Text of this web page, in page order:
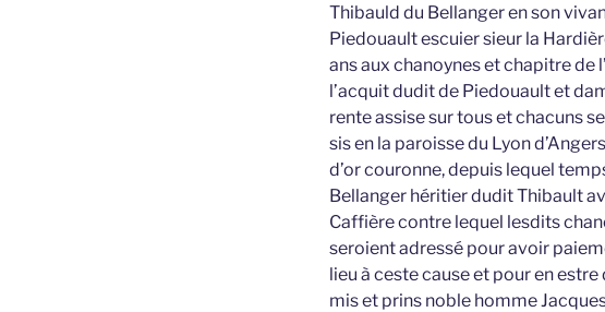
Thibauld du Bellanger en son
Piedouault escuier sieur la
ans aux chanoynes et chapitre de
l’acquit dudit de Piedouault et
rente assise sur tous et chacuns
sis en la paroisse du Lyon
d’or couronne, depuis lequel
Bellanger héritier dudit Thibault
Caffière contre lequel lesdits
seroient adressé pour avoir
lieu à ceste cause et pour en
mis et prins noble homme